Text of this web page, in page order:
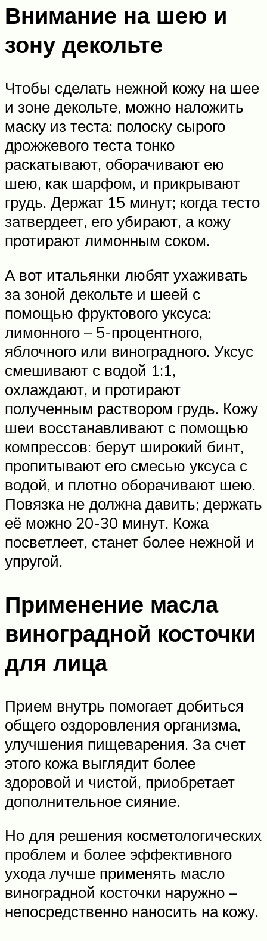
Внимание на шею и
зону декольте
Чтобы сделать нежной кожу на шее
и зоне декольте, можно наложить
маску из теста: полоску сырого
дрожжевого теста тонко
раскатывают, оборачивают ею
шею, как шарфом, и прикрывают
грудь. Держат 15 минут; когда тесто
затвердеет, его убирают, а кожу
протирают лимонным соком.
А вот итальянки любят ухаживать
за зоной декольте и шеей с
помощью фруктового уксуса:
лимонного – 5-процентного,
яблочного или виноградного. Уксус
смешивают с водой 1:1,
охлаждают, и протирают
полученным раствором грудь. Кожу
шеи восстанавливают с помощью
компрессов: берут широкий бинт,
пропитывают его смесью уксуса с
водой, и плотно оборачивают шею.
Повязка не должна давить; держать
её можно 20-30 минут. Кожа
посветлеет, станет более нежной и
упругой.
Применение масла
виноградной косточки
для лица
Прием внутрь помогает добиться
общего оздоровления организма,
улучшения пищеварения. За счет
этого кожа выглядит более
здоровой и чистой, приобретает
дополнительное сияние.
Но для решения косметологических
проблем и более эффективного
ухода лучше применять масло
виноградной косточки наружно –
непосредственно наносить на кожу.